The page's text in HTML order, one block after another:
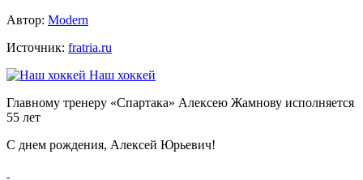
Автор: Modern
Источник: fratria.ru
Наш хоккей
Главному тренеру «Спартака» Алексею Жамнову исполняется
55 лет
С днем рождения, Алексей Юрьевич!